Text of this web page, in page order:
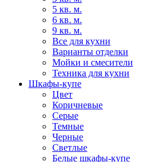
5 кв. м.
6 кв. м.
9 кв. м.
Все для кухни
Варианты отделки
Мойки и смесители
Техника для кухни
Шкафы-купе
Цвет
Коричневые
Серые
Темные
Черные
Светлые
Белые шкафы-купе